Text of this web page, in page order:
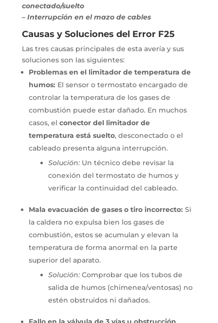
conectado/suelto
– Interrupción en el mazo de cables
Causas y Soluciones del Error F25
Las tres causas principales de esta avería y sus
soluciones son las siguientes:
Problemas en el limitador de temperatura de
humos: El sensor o termostato encargado de
controlar la temperatura de los gases de
combustión puede estar dañado. En muchos
casos, el conector del limitador de
temperatura está suelto, desconectado o el
cableado presenta alguna interrupción.
Solución:Un técnico debe revisar la
conexión del termostato de humos y
verificar la continuidad del cableado.
Mala evacuación de gases o tiro incorrecto: Si
la caldera no expulsa bien los gases de
combustión, estos se acumulan y elevan la
temperatura de forma anormal en la parte
superior del aparato.
Solución:Comprobar que los tubos de
salida de humos (chimenea/ventosas) no
estén obstruidos ni dañados.